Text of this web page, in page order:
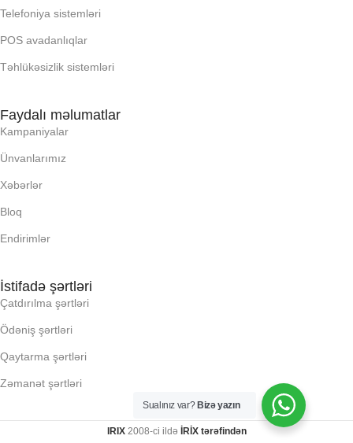
PROSESSOR
RAM
RNG
UZUNLUU,
KI, Q:
KLI
LLR (E X H X D), MM: LLR (E X H X D), MM:
Telefoniya sistemləri
POS avadanlıqlar
Təhlükəsizlik sistemləri
Faydalı məlumatlar
Kampaniyalar
Ünvanlarımız
Xəbərlər
Bloq
Endirimlər
İstifadə şərtləri
Çatdırılma şərtləri
Ödəniş şərtləri
Qaytarma şərtləri
Zəmanət şərtləri
IRIX 2008-ci ildə İRİX tərəfindən
Sualınız var? Bizə yazın